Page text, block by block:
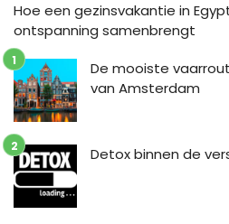
Hoe een gezinsvakantie in
ontspanning samenbrengt
De mooiste
van Amsterdam
Detox binnen de